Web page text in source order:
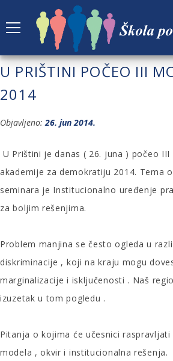
U PRIŠTINI POČEO III
2014
Objavljeno: 26. jun 2014.
U Prištini je danas ( 26. juna ) počeo III
akademije za demokratiju 2014. Tema
seminara je Institucionalno uređenje
za boljim rešenjima.
Problem manjina se često ogleda u
diskriminacije , koji na kraju mogu
marginalizacije i isključenosti . Naš
izuzetak u tom pogledu .
Pitanja o kojima će učesnici
modela , okvir i institucionalna rešenja.